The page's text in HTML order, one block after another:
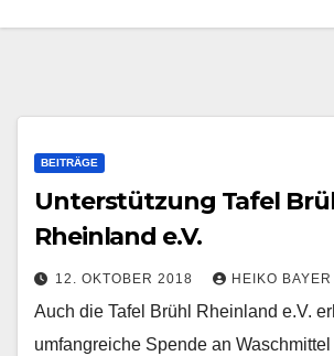
BEITRÄGE
Unterstützung Tafel
Rheinland e.V.
12. OKTOBER 2018 HEIKO BAYER
Auch die Tafel Brühl Rheinland e.V.
umfangreiche Spende an Waschmittel